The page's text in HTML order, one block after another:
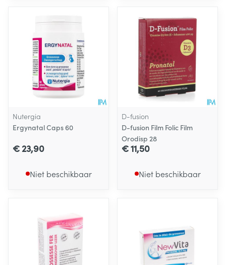
Nutergia
Ergynatal Caps 60
€ 23,90
Niet beschikbaar
D-fusion
D-fusion Film Folic Film
Orodisp 28
€ 11,50
Niet beschikbaar